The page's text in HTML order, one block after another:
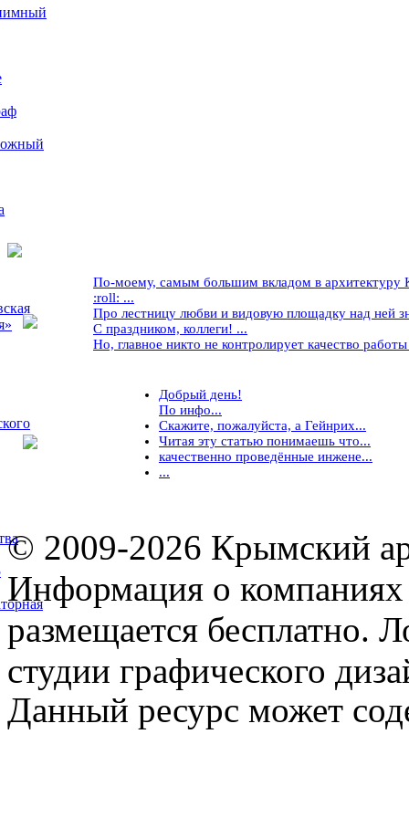
По-моему, самым большим вкладом в архитектуру
:roll: ...
Про лестницу любви и видовую площадку над ней
С праздником, коллеги! ...
Но, главное никто не контролирует качество
Добрый день!
По инфо...
Скажите, пожалуйста, а Гейнрих...
Читая эту статью понимаешь что...
качественно проведённые инжене...
...
© 2009-2026 Крымский
Информация о компаниях
размещается бесплатно.
студии графического
Данный ресурс может